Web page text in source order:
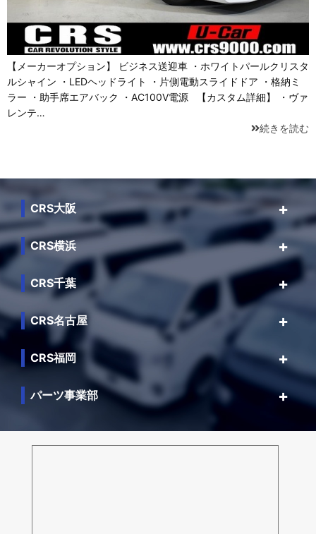
【メーカーオプション】 ビジネス送迎車 ・ホワイトパールクリスタ
ルシャイン ・LEDヘッドライト ・片側電動スライドドア ・格納ミ
ラー ・助手席エアバック ・AC100V電源 【カスタム詳細】 ・ヴァ
レンテ…
続きを読む
CRS大阪
CRS横浜
CRS千葉
CRS名古屋
CRS福岡
パーツ事業部